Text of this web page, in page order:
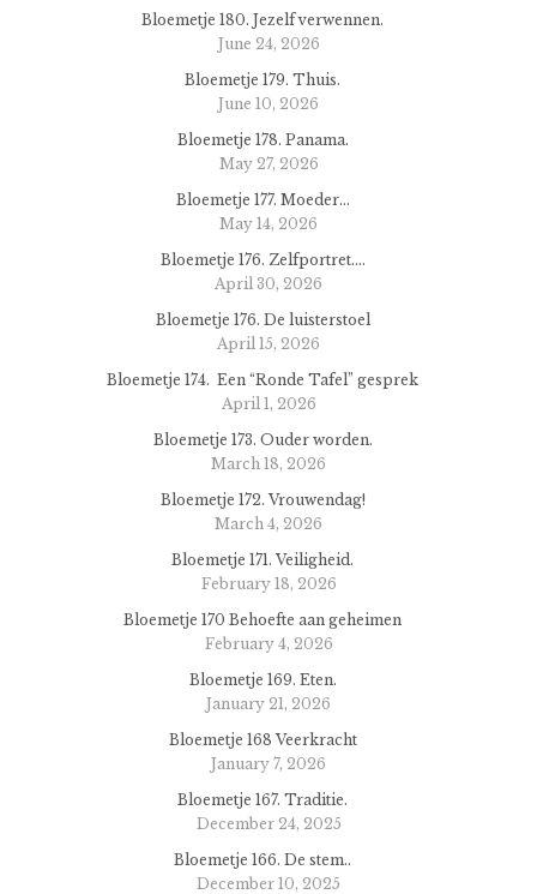
Bloemetje 180. Jezelf verwennen.
June 24, 2026
Bloemetje 179. Thuis.
June 10, 2026
Bloemetje 178. Panama.
May 27, 2026
Bloemetje 177. Moeder…
May 14, 2026
Bloemetje 176. Zelfportret….
April 30, 2026
Bloemetje 176. De luisterstoel
April 15, 2026
Bloemetje 174. Een “Ronde Tafel” gesprek
April 1, 2026
Bloemetje 173. Ouder worden.
March 18, 2026
Bloemetje 172. Vrouwendag!
March 4, 2026
Bloemetje 171. Veiligheid.
February 18, 2026
Bloemetje 170 Behoefte aan geheimen
February 4, 2026
Bloemetje 169. Eten.
January 21, 2026
Bloemetje 168 Veerkracht
January 7, 2026
Bloemetje 167. Traditie.
December 24, 2025
Bloemetje 166. De stem..
December 10, 2025